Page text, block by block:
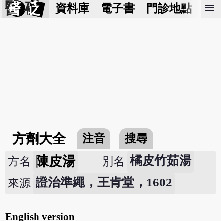
醫 砭 資料庫 電子書 門診地點 預
menu
方劑大全 注音
搜尋
方名
陳皮湯 別名 橘皮竹茹湯
來源 證治準繩，王肯堂，1602
English version